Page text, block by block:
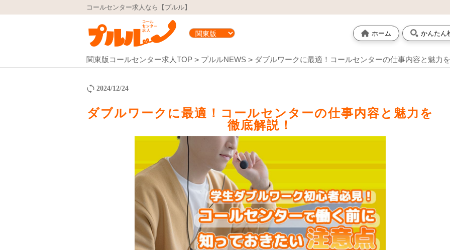
コールセンター求人なら【プルル】
ホーム かんたん
関東版コールセンター求人TOP プルルNEWS ダブルワークに最適！コールセンターの仕事内容と魅力
2024/12/24
ダブルワークに最適！コールセンターの仕事内容と魅力を
徹底解説！